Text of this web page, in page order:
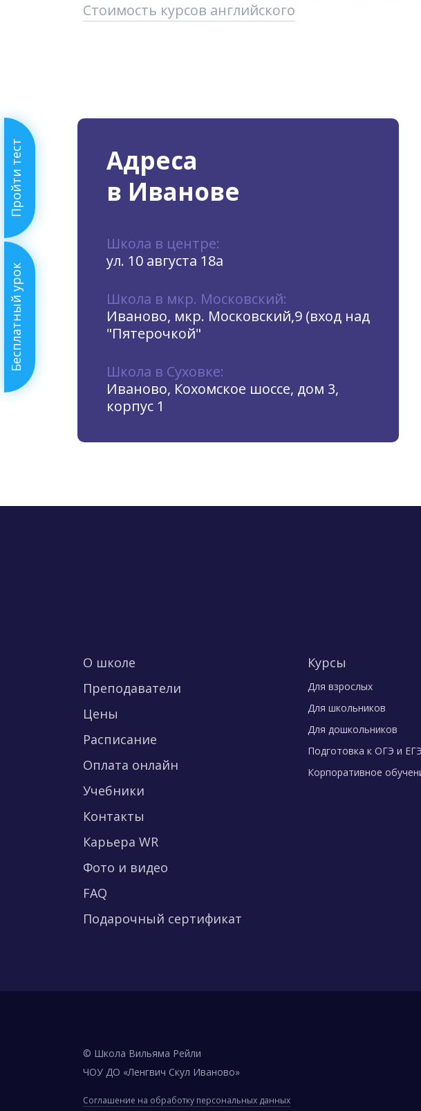
Бесплатный урок
Пройти тест
Стоимость курсов английского
Адреса
в Иванове
Школа в центре:
ул. 10 августа 18а
Школа в мкр. Московский:
Иваново, мкр. Московский,9 (вход над
"Пятерочкой"
Школа в Суховке:
Иваново, Кохомское шоссе, дом 3,
корпус 1
О школе
Преподаватели
Цены
Расписание
Оплата онлайн
Учебники
Контакты
Карьера WR
Фото и видео
FAQ
Подарочный сертификат
Курсы
Для взрослых
Для школьников
Для дошкольников
Подготовка к ОГЭ и ЕГЭ
Корпоративное
© Школа Вильяма Рейли
ЧОУ ДО «Ленгвич Скул Иваново»
Соглашение на обработку персональных данных